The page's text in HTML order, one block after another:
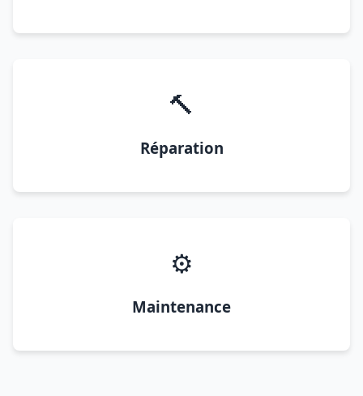
🔨
Réparation
⚙️
Maintenance